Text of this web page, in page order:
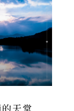
天堂